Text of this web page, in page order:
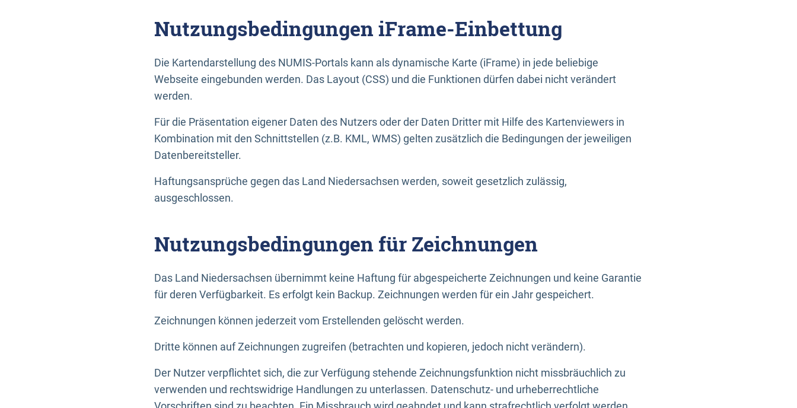
Nutzungsbedingungen iFrame-Einbettung
Die Kartendarstellung des NUMIS-Portals kann als dynamische Karte (iFrame) in jede beliebige
Webseite eingebunden werden. Das Layout (CSS) und die Funktionen dürfen dabei nicht verändert
werden.
Für die Präsentation eigener Daten des Nutzers oder der Daten Dritter mit Hilfe des Kartenviewers in
Kombination mit den Schnittstellen (z.B. KML, WMS) gelten zusätzlich die Bedingungen der jeweiligen
Datenbereitsteller.
Haftungsansprüche gegen das Land Niedersachsen werden, soweit gesetzlich zulässig,
ausgeschlossen.
Nutzungsbedingungen für Zeichnungen
Das Land Niedersachsen übernimmt keine Haftung für abgespeicherte Zeichnungen und keine Garantie
für deren Verfügbarkeit. Es erfolgt kein Backup. Zeichnungen werden für ein Jahr gespeichert.
Zeichnungen können jederzeit vom Erstellenden gelöscht werden.
Dritte können auf Zeichnungen zugreifen (betrachten und kopieren, jedoch nicht verändern).
Der Nutzer verpflichtet sich, die zur Verfügung stehende Zeichnungsfunktion nicht missbräuchlich zu
verwenden und rechtswidrige Handlungen zu unterlassen. Datenschutz- und urheberrechtliche